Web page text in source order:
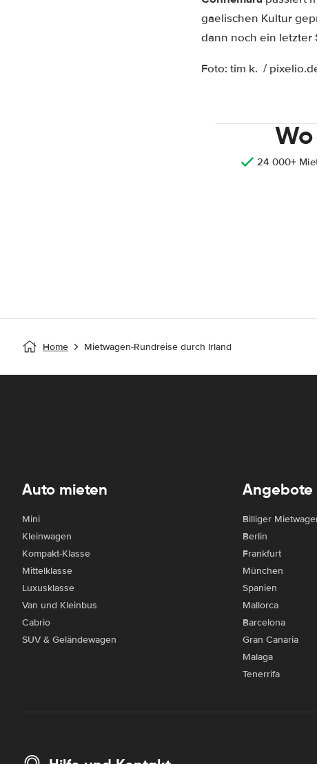
gaelischen Kultur
dann noch ein letzter
Foto: tim k. /
24 000+
Home Mietwagen-Rundreise durch Irland
Auto mieten
Mini
Kleinwagen
Kompakt-Klasse
Mittelklasse
Luxusklasse
Van und Kleinbus
Cabrio
SUV & Geländewagen
Angebote
Billiger
Berlin
Frankfurt
München
Spanien
Mallorca
Barcelona
Gran Canaria
Malaga
Tenerrifa